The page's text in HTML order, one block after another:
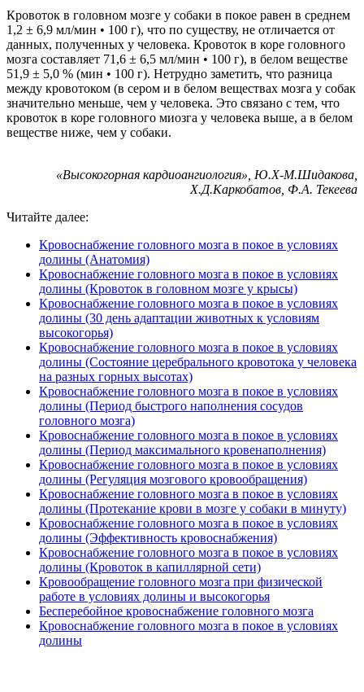
Кровоток в головном мозге у собаки в покое равен в среднем
1,2 ± 6,9 мл/мин • 100 г), что по существу, не отличается от
данных, полученных у человека. Кровоток в коре головного
мозга составляет 71,6 ± 6,5 мл/мин • 100 г), в белом веществе
51,9 ± 5,0 % (мин • 100 г). Нетрудно заметить, что разница
между кровотоком (в сером и в белом веществах мозга у собак
значительно меньше, чем у человека. Это связано с тем, что
кровоток в коре головного миозга у человека выше, а в белом
веществе ниже, чем у собаки.
«Высокогорная кардиоангиология», Ю.Х-М.Шидакова,
Х.Д.Каркобатов, Ф.А. Текеева
Читайте далее:
Кровоснабжение головного мозга в покое в условиях
долины (Анатомия)
Кровоснабжение головного мозга в покое в условиях
долины (Кровоток в головном мозге у крысы)
Кровоснабжение головного мозга в покое в условиях
долины (30 день адаптации животных к условиям
высокогорья)
Кровоснабжение головного мозга в покое в условиях
долины (Состояние церебрального кровотока у человека
на разных горных высотах)
Кровоснабжение головного мозга в покое в условиях
долины (Период быстрого наполнения сосудов
головного мозга)
Кровоснабжение головного мозга в покое в условиях
долины (Период максимального кровенаполнения)
Кровоснабжение головного мозга в покое в условиях
долины (Регуляция мозгового кровообращения)
Кровоснабжение головного мозга в покое в условиях
долины (Протекание крови в мозге у собаки в минуту)
Кровоснабжение головного мозга в покое в условиях
долины (Эффективность кровоснабжения)
Кровоснабжение головного мозга в покое в условиях
долины (Кровоток в капиллярной сети)
Кровообращение головного мозга при физической
работе в условиях долины и высокогорья
Бесперебойное кровоснабжение головного мозга
Кровоснабжение головного мозга в покое в условиях
долины